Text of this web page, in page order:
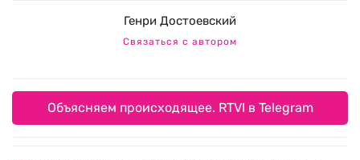
Генри Достоевский
Связаться с автором
Объясняем происходящее. RTVI в Telegram